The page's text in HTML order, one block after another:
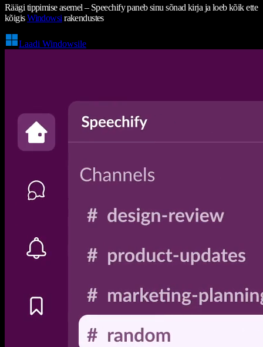
Räägi tippimise asemel – Speechify paneb sinu sõnad kirja ja loeb kõik ette
kõigisWindowsi rakendustes
Laadi Windowsile